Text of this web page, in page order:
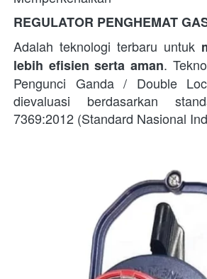
REGULATOR PENGHEMAT
Adalah teknologi terbaru untuk
lebih efisien serta aman.
Pengunci Ganda / Double
dievaluasi berdasarkan
7369:2012 (Standard Nasional